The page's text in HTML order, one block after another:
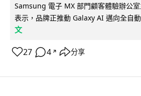
Samsung 電子 MX 部門顧客體驗辦公
表示，品牌正推動 Galaxy AI 邁向全自
文
27 4 ↗ 分享